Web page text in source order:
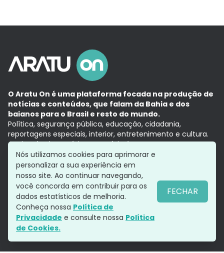
O Aratu On é uma plataforma focada na produção de
notícias e conteúdos, que falam da Bahia e dos
baianos para o Brasil e resto do mundo.
Política, segurança pública, educação, cidadania,
reportagens especiais, interior, entretenimento e cultura.
Aqui, tudo vira notícia e a notícia é no tempo presente,
com a credibilidade do Grupo Aratu.
Grupo Aratu
Política de privacidade
Siga-nos
Nós utilizamos cookies para aprimorar e
personalizar a sua experiência em
nosso site. Ao continuar navegando,
você concorda em contribuir para os
dados estatísticos de melhoria.
Conheça nossa Política de
Privacidade e consulte nossa Política
de Cookies.
FECHAR